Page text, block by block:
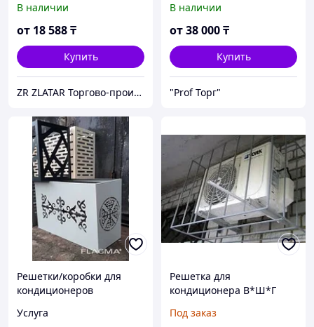
В наличии
от 18 588₸
Купить
ZR ZLATAR Торгово-производственная Компания.
В наличии
от38 000₸
Купить
"Prof Торг"
Решетки/коробки для
кондиционеров
Услуга
Решетка для
кондиционера В*Ш*Г
Под заказ